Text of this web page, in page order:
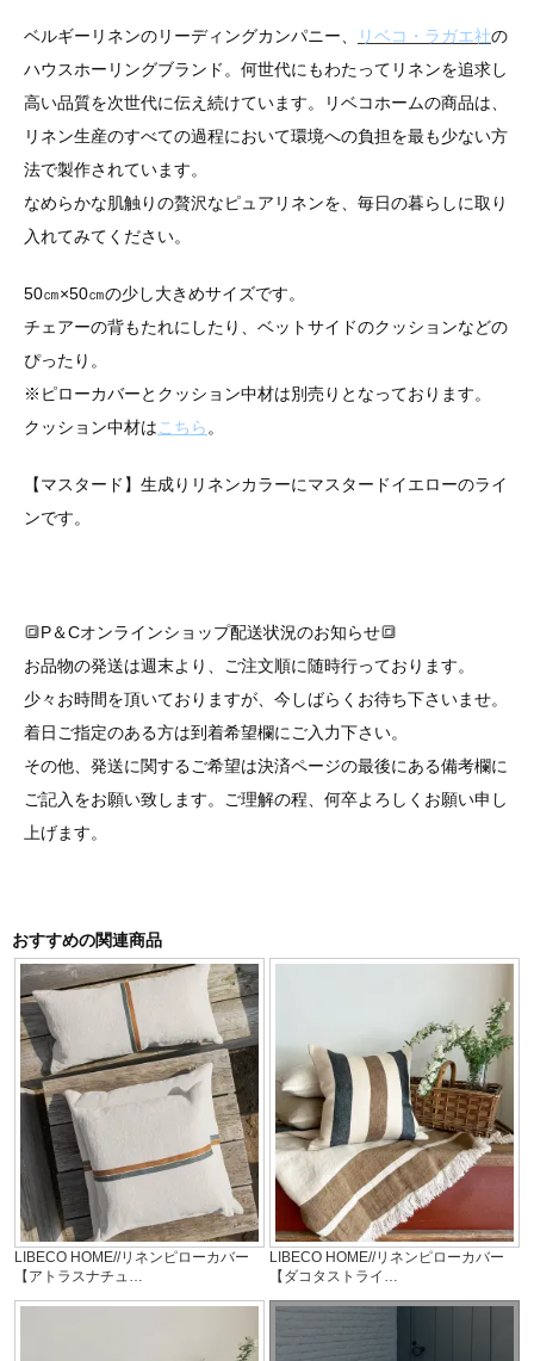
ベルギーリネンのリーディングカンパニー、 リベコ・ラガエ社の
ハウスホーリングブランド。何世代にもわたってリネンを追求し
高い品質を次世代に伝え続けています。リベコホームの商品は、
リネン生産のすべての過程において環境への負担を最も少ない方
法で製作されています。
なめらかな肌触りの贅沢なピュアリネンを、毎日の暮らしに取り
入れてみてください。
50㎝×50㎝の少し大きめサイズです。
チェアーの背もたれにしたり、ベットサイドのクッションなどの
ぴったり。
※ピローカバーとクッション中材は別売りとなっております。
クッション中材は こちら 。
【マスタード】生成りリネンカラーにマスタードイエローのライ
ンです。
🔳P＆Cオンラインショップ配送状況のお知らせ🔳
お品物の発送は週末より、ご注文順に随時行っております。
少々お時間を頂いておりますが、今しばらくお待ち下さいませ。
着日ご指定のある方は到着希望欄にご入力下さい。
その他、発送に関するご希望は決済ページの最後にある備考欄に
ご記入をお願い致します。ご理解の程、何卒よろしくお願い申し
上げます。
おすすめの関連商品
LIBECO HOME//リネンピローカバー
【アトラスナチュ…
LIBECO HOME//リネンピローカバー
【ダコタストライ…